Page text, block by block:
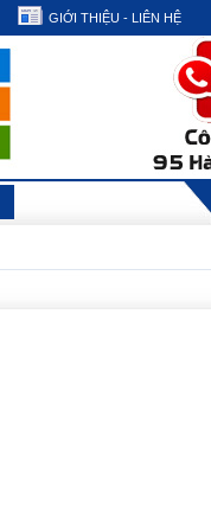
GIỚI THIỆU - LIÊN HỆ